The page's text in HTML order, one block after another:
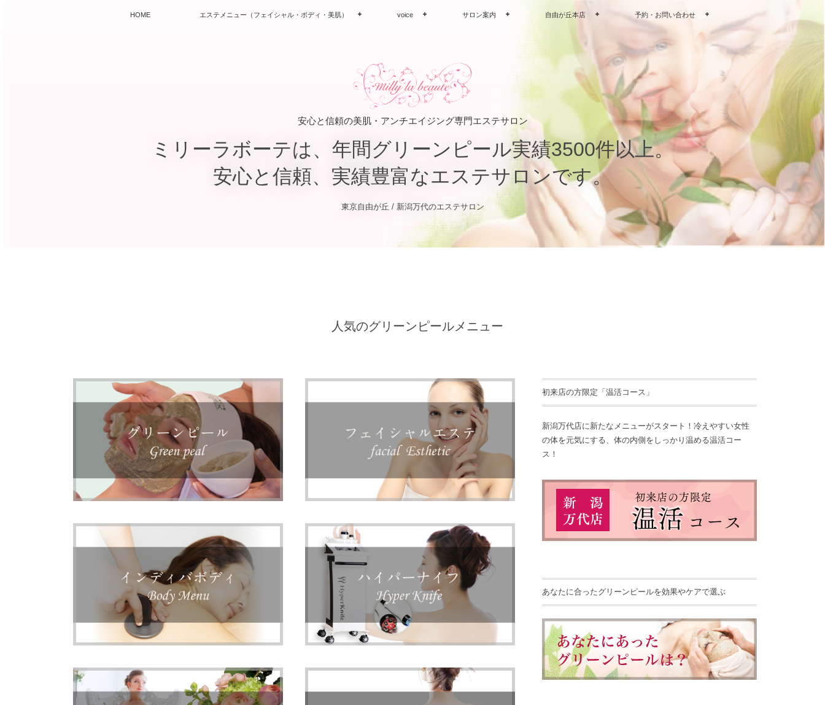
安心と信頼の美肌・アンチエイジング専門エステサロン
HOME エステメニュー（フェイシャル・ボディ・美肌） voice サロン案内 自由が丘本店 予約・お問い合わせ
ミリーラボーテは、年間グリーンピール実績3500件以上。
安心と信頼、実績豊富なエステサロンです。
東京自由が丘 / 新潟万代のエステサロン
人気のグリーンピールメニュー
グリーンピール フェイシャルエステ
ボディのエステメニュー（インディバ予防美
容・未病改善ケア）
ハイパーナイフ
初来店の方限定「温活コース」
新潟万代店に新たなメニューがスタート！冷えやすい女性
の体を元気にする、体の内側をしっかり温める温活コー
ス！
あなたに合ったグリーンピールを効果やケアで選ぶ